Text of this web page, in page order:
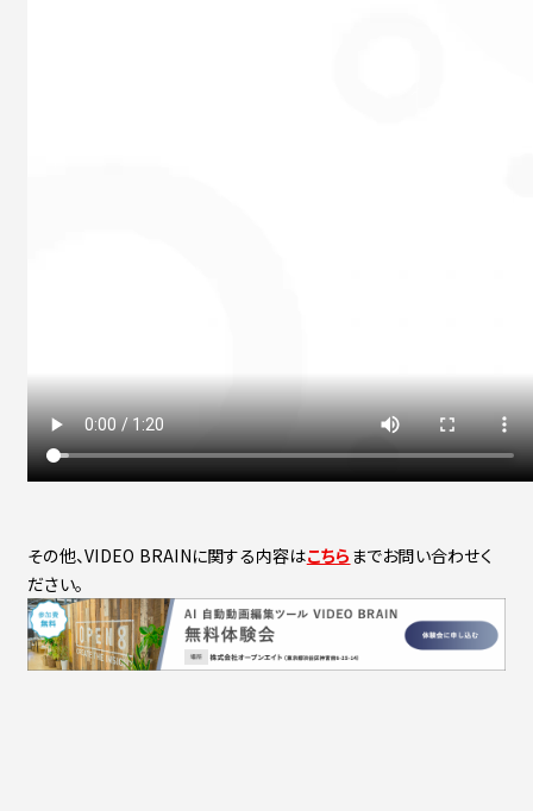
その他、VIDEO BRAINに関する内容はこちら までお問い合わせく
ださい。